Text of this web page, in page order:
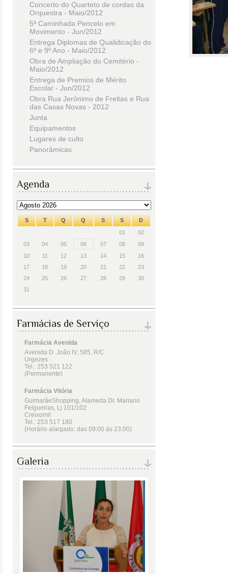
Concerto do Quarteto de cordas da
Orquestra - Maio/2012
5ª Caminhada Pencelo em
Movimento - Jun/2012
Entrega Diplomas de Qualidicação do
6º e 9º Ano - Maio/2012
Obra de Ampliação do Cemitério -
Maio/2012
Entrega de Premios de Mérito
Escolar - Jun/2012
Obra Rua Jerónimo de Freitas e Rua
das Casas Novas - 2012
Junta
Equipamentos
Lugares de culto
Panorâmicas
Agenda
S T Q Q S S
D
01
02
03
04 05 06 07 08
09
10
11 12 13 14 15
16
17
18 19 20 21 22
23
24
25 26 27 28 29
30
31
Farmácias de Serviço
Galeria